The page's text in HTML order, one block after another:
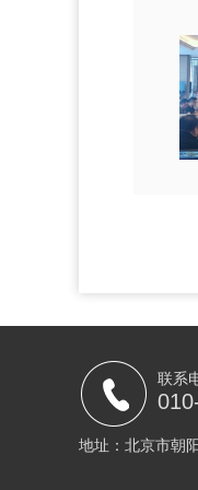
联系
地址：北京市朝